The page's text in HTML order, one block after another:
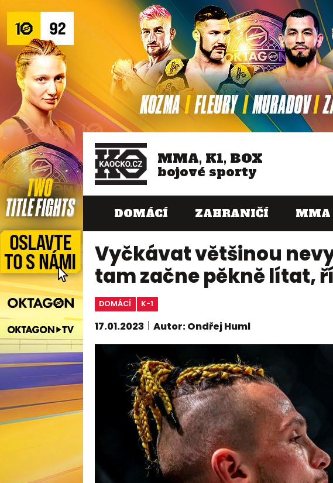
MMA, K1, BOX
bojové sporty
DOMÁCÍ ZAHRANIČÍ MMA
Vyčkávat většinou
tam začne pěkně lítat,
DOMÁCÍ K-1
17.01.2023 Autor: Ondřej Huml